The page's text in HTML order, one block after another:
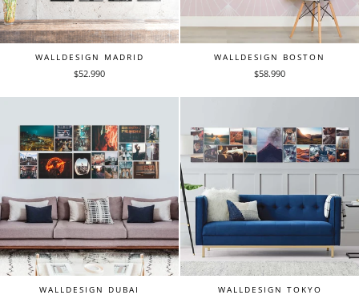
WALLDESIGN MADRID
$52.990
WALLDESIGN BOSTON
$58.990
WALLDESIGN DUBAI WALLDESIGN TOKYO